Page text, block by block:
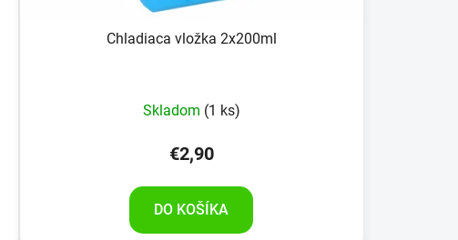
Chladiaca vložka 2x200ml
Skladom (1 ks)
€2,90
DO KOŠÍKA